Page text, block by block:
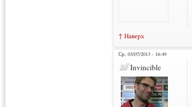
↑ Наверх
Ср, 03/07/2013 - 16:49
Invincible